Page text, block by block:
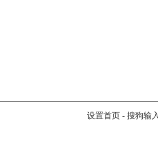
设置首页- 搜狗输